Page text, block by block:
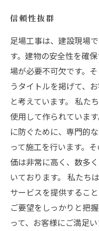
信頼性抜群
足場工事は、建設現場
す。建物の安全性を確
場が必要不可欠です。
うタイトルを掲げて、
と考えています。 私た
使用して作られていま
に防ぐために、専門的
って施工を行います。
価は非常に高く、数多
いております。 私たち
サービスを提供するこ
ご要望をしっかりと把
って、お客様にご満足